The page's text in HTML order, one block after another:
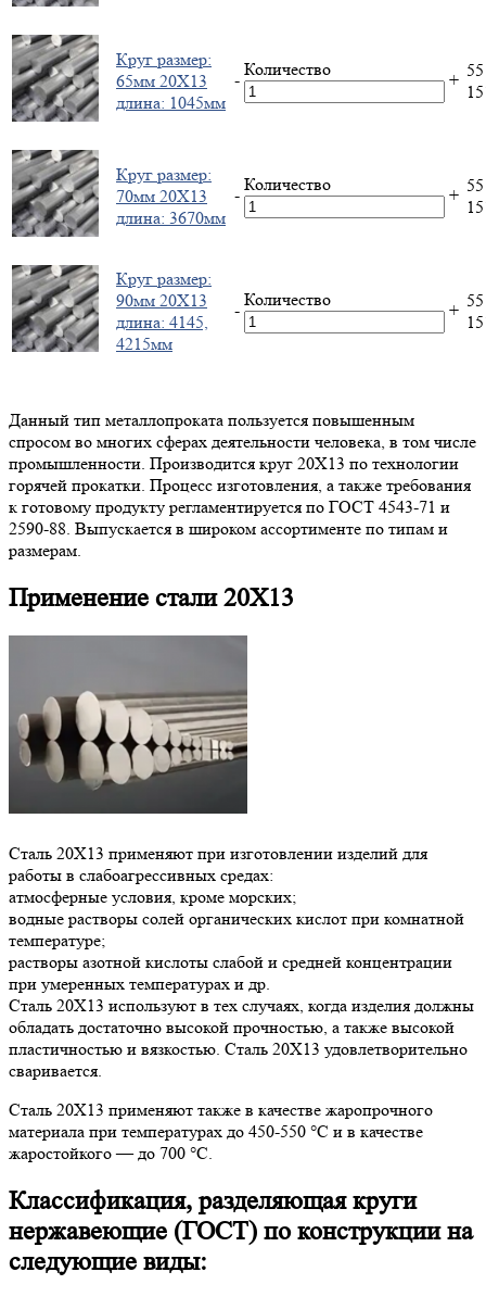
Круг размер:
65мм 20Х13
длина: 1045мм
-
Количество
+ 55
Круг размер:
70мм 20Х13
длина: 3670мм
-
Количество
+ 55
Круг размер:
90мм 20Х13
длина: 4145,
4215мм
-
Количество
+ 55
Данный тип металлопроката пользуется повышенным
спросом во многих сферах деятельности человека, в том числе
промышленности. Производится круг 20Х13 по технологии
горячей прокатки. Процесс изготовления, а также требования
к готовому продукту регламентируется по ГОСТ 4543-71 и
2590-88. Выпускается в широком ассортименте по типам и
размерам.
Применение стали 20Х13
Сталь 20Х13 применяют при изготовлении изделий для
работы в слабоагрессивных средах:
атмосферные условия, кроме морских;
водные растворы солей органических кислот при комнатной
температуре;
растворы азотной кислоты слабой и средней концентрации
при умеренных температурах и др.
Сталь 20Х13 используют в тех случаях, когда изделия должны
обладать достаточно высокой прочностью, а также высокой
пластичностью и вязкостью. Сталь 20X13 удовлетворительно
сваривается.
Сталь 20Х13 применяют также в качестве жаропрочного
материала при температурах до 450-550 °С и в качестве
жаростойкого — до 700 °С.
Классификация, разделяющая круги
нержавеющие (ГОСТ) по конструкции на
следующие виды: